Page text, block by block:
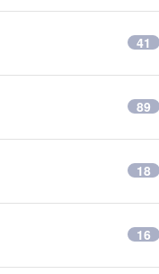
41
89
18
16